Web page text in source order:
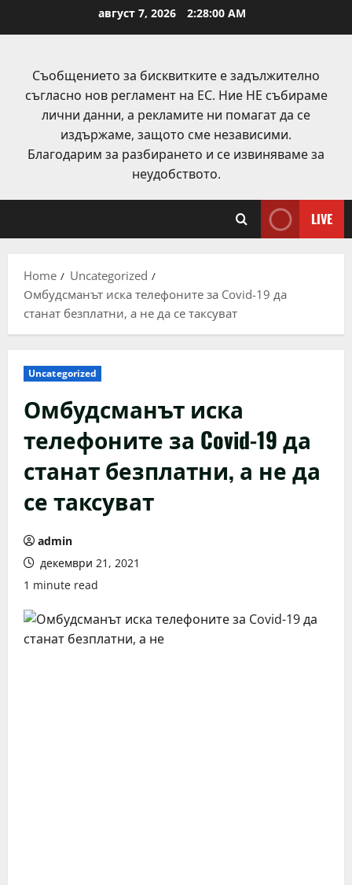
август 7, 2026 2:28:00 AM
Съобщението за бисквитките е задължително
съгласно нов регламент на ЕС. Ние НЕ събираме
лични данни, а рекламите ни помагат да се
издържаме, защото сме независими.
Благодарим за разбирането и се извиняваме за
неудобството.
LIVE
Home
Uncategorized
Омбудсманът иска телефоните за Covid-19 да
станат безплатни, а не да се таксуват
Uncategorized
Омбудсманът иска
телефоните за Covid-19 да
станат безплатни, а не да
се таксуват
admin
декември 21, 2021
1 minute read